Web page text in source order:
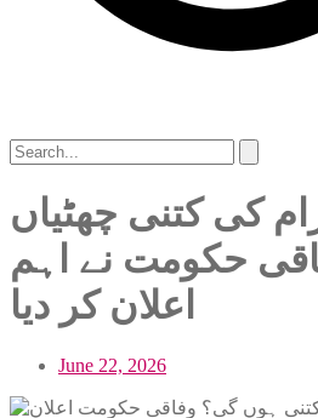
کی کتنی چھٹیاں
حکومت نے اہم
اعلان کر دیا
June 22, 2026